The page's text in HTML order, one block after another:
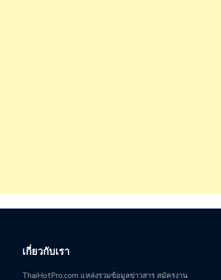
เกี่ยวกับเรา
ThaiHotPro.com แหล่งรวมข้อมูลข่าวสาร สมัครงาน